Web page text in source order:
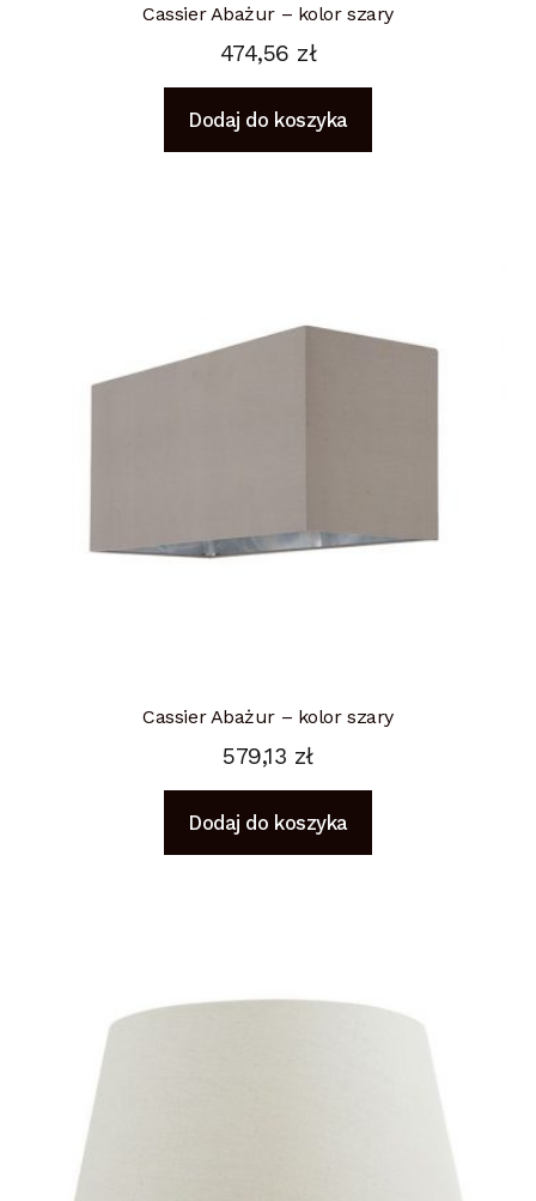
Cassier Abażur – kolor szary
474,56 zł
Dodaj do koszyka
Cassier Abażur – kolor szary
579,13 zł
Dodaj do koszyka